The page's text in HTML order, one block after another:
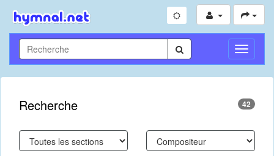
Toggle
Recherche 42